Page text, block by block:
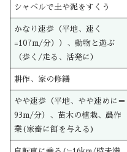
シャベルで土や泥をすくう
かなり速歩（平地、速く
=107m/分））、動物と遊ぶ
（歩く/走る、活発に）
耕作、家の修繕
やや速歩（平地、やや速めに＝
93m/分）、苗木の植栽、農作
業(家畜に餌を与える)